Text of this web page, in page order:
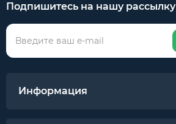
Подпишитесь на нашу рассылку
Информация